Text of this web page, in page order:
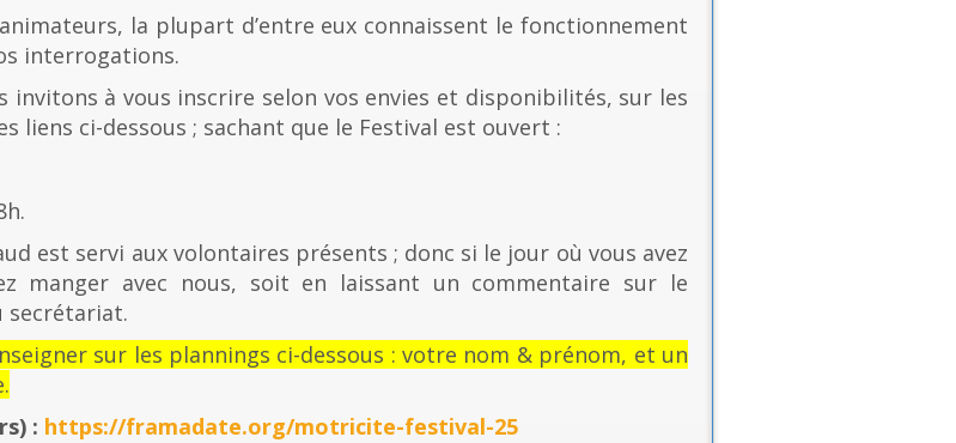
la plupart d’entre eux connaissent le fonctionnement
interrogations.
invitons à vous inscrire selon vos envies et disponibilités, sur les
liens ci-dessous ; sachant que le Festival est ouvert :
est servi aux volontaires présents ; donc si le jour où vous avez
manger avec nous, soit en laissant un commentaire sur le
secrétariat.
sur les plannings ci-dessous : votre nom & prénom, et un
: https://framadate.org/motricite-festival-25